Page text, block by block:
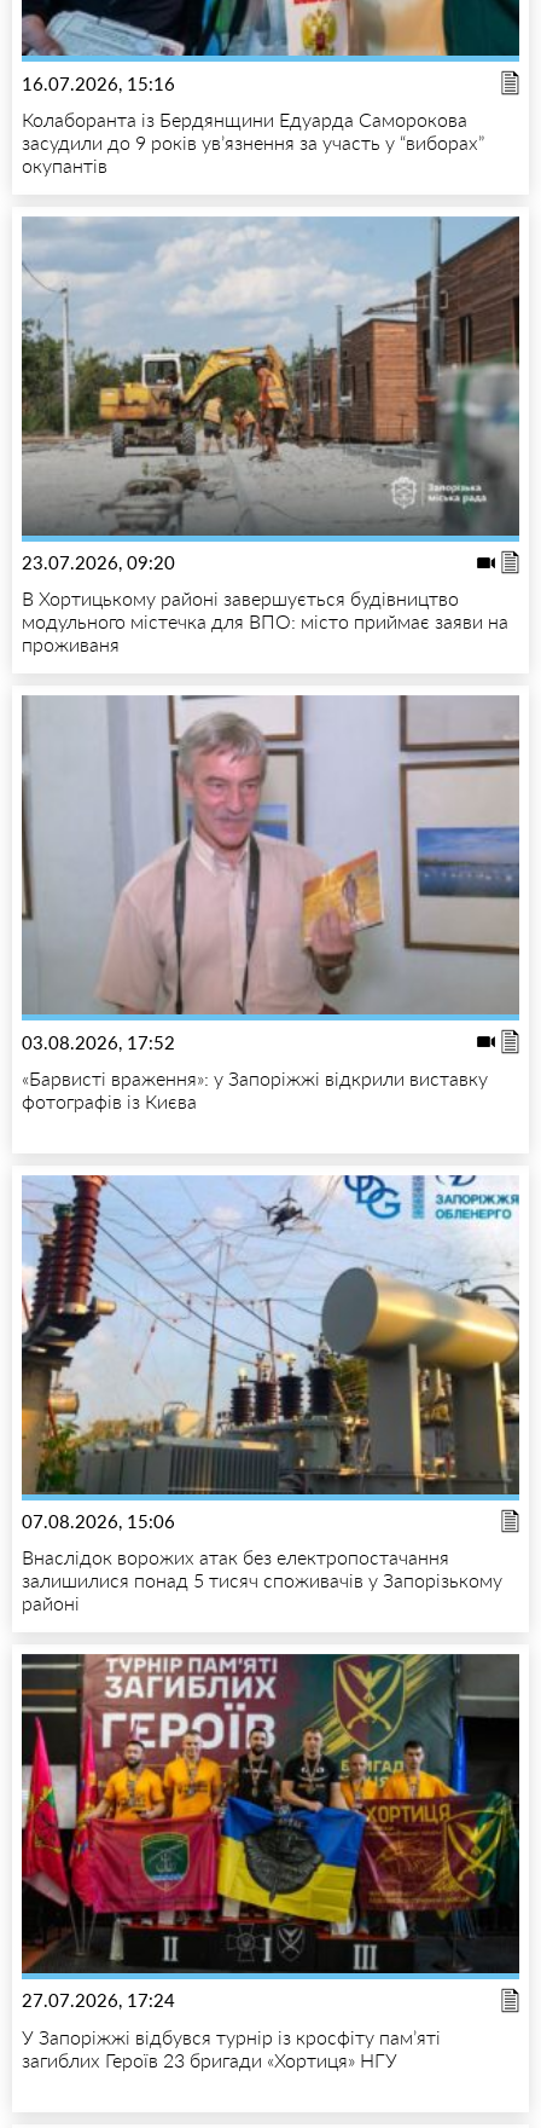
16.07.2026, 15:16
Колаборанта із Бердянщини Едуарда Саморокова
засудили до 9 років ув’язнення за участь у “виборах”
окупантів
23.07.2026, 09:20
В Хортицькому районі завершується будівництво
модульного містечка для ВПО: місто приймає заяви на
проживаня
03.08.2026, 17:52
«Барвисті враження»: у Запоріжжі відкрили виставку
фотографів із Києва
07.08.2026, 15:06
Внаслідок ворожих атак без електропостачання
залишилися понад 5 тисяч споживачів у Запорізькому
районі
27.07.2026, 17:24
У Запоріжжі відбувся турнір із кросфіту пам’яті
загиблих Героїв 23 бригади «Хортиця» НГУ